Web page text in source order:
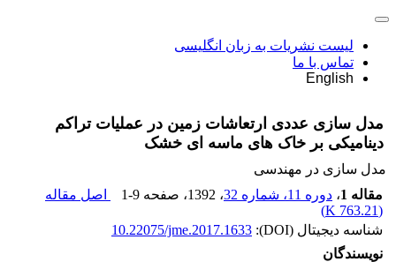
لیست نشریات به زبان انگلیسی
تماس با ما
English
مدل سازی عددی ارتعاشات زمین در عملیات تراکم
دینامیکی بر خاک های ماسه ‏ای خشک
مدل سازی در مهندسی
مقاله 1
، دوره 11، شماره 32 ، 1392 ، صفحه 1-9
اصل مقاله
(
763.21 K
)
شناسه دیجیتال (DOI):
10.22075/jme.2017.1633
نویسندگان